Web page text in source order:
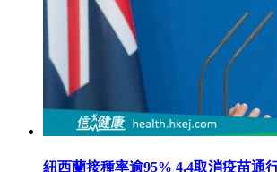
紐西蘭接種率逾95% 4.4取消疫苗通